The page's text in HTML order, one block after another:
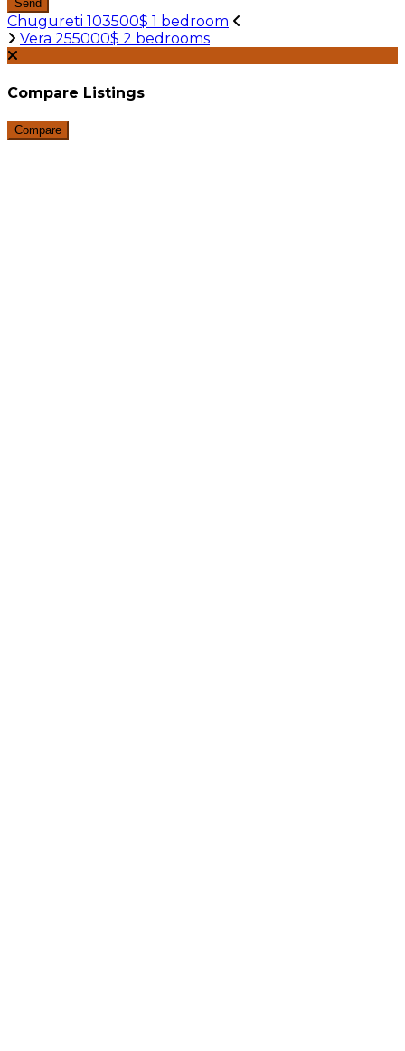
Send
Chugureti 103500$ 1 bedroom
Vera 255000$ 2 bedrooms
Compare Listings
Compare